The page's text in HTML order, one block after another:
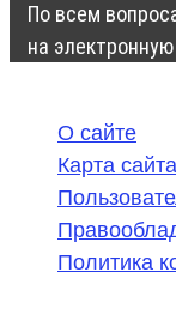
По всем
на
О сайте
Карта сайта
Политика